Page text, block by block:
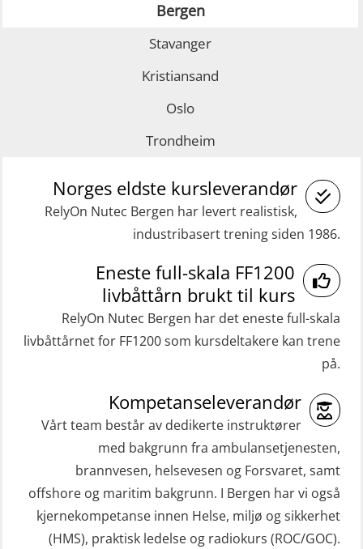
Bergen
Stavanger
Kristiansand
Oslo
Trondheim
Norges eldste kursleverandør
RelyOn Nutec Bergen har levert realistisk,
industribasert trening siden 1986.
Eneste full-skala FF1200
livbåttårn brukt til kurs
RelyOn Nutec Bergen har det eneste full-skala
livbåttårnet for FF1200 som kursdeltakere kan trene
på.
Kompetanseleverandør
Vårt team består av dedikerte instruktører
med bakgrunn fra ambulansetjenesten,
brannvesen, helsevesen og Forsvaret, samt
offshore og maritim bakgrunn. I Bergen har vi også
kjernekompetanse innen Helse, miljø og sikkerhet
(HMS), praktisk ledelse og radiokurs (ROC/GOC).